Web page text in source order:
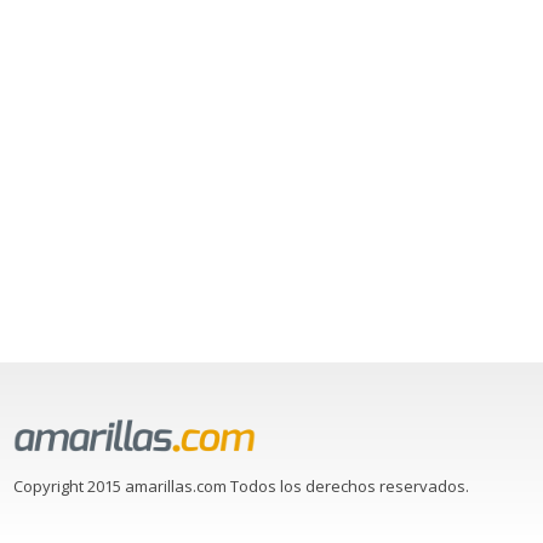
Copyright 2015 amarillas.com Todos los derechos reservados.